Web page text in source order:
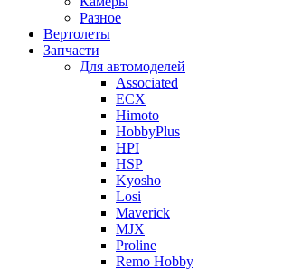
Разное
Вертолеты
Запчасти
Для автомоделей
Associated
ECX
Himoto
HobbyPlus
HPI
HSP
Kyosho
Losi
Maverick
MJX
Proline
Remo Hobby